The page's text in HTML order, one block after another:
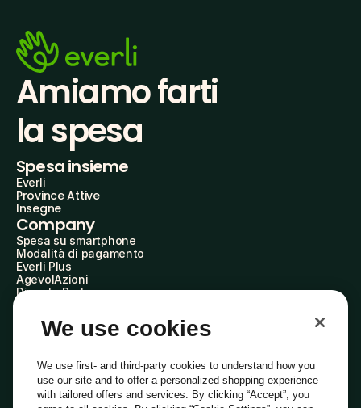
Amiamo farti
la spesa
Spesa insieme
Everli
Province Attive
Insegne
Company
Spesa su smartphone
Modalità di pagamento
Everli Plus
AgevolAzioni
Diventa Partner
Everli Shoppers
About Us
Everli News
Domande frequenti
Lavora con noi
Diventa Shopper
We use cookies
We use first- and third-party cookies to understand how you
use our site and to offer a personalized shopping experience
with tailored offers and services. By clicking “Accept”, you